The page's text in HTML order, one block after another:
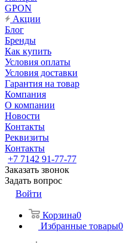
GPON
Акции
Блог
Бренды
Как купить
Условия оплаты
Условия доставки
Гарантия на товар
Компания
О компании
Новости
Контакты
Реквизиты
Контакты
+7 7142 91-77-77
Заказать звонок
Задать вопрос
Войти
Корзина0
Избранные товары0